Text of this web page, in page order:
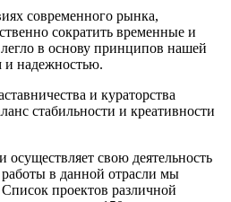
современного рынка,
сократить временные и
в основу принципов нашей
и надежностью.
и кураторства
стабильности и креативности
свою деятельность
в данной отрасли мы
проектов различной